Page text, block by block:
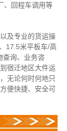
、回程车调用等
及专业的货运操
17.5米平板车/高
查询、业务咨
宿迁地区大件运
无论何时何地只
便快捷、安全可